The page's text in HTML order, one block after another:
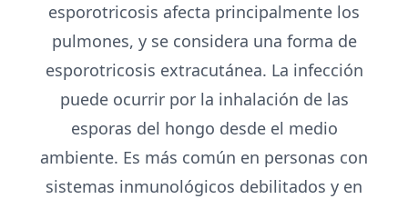
esporotricosis afecta principalmente los
pulmones, y se considera una forma de
esporotricosis extracutánea. La infección
puede ocurrir por la inhalación de las
esporas del hongo desde el medio
ambiente. Es más común en personas con
sistemas inmunológicos debilitados y en